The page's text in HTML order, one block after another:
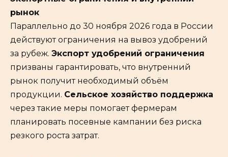
рынок
Параллельно до 30 ноября 2026 года в России
действуют ограничения на вывоз удобрений
за рубеж. Экспорт удобрений ограничения
призваны гарантировать, что внутренний
рынок получит необходимый объём
продукции. Сельское хозяйство поддержка
через такие меры помогает фермерам
планировать посевные кампании без риска
резкого роста затрат.